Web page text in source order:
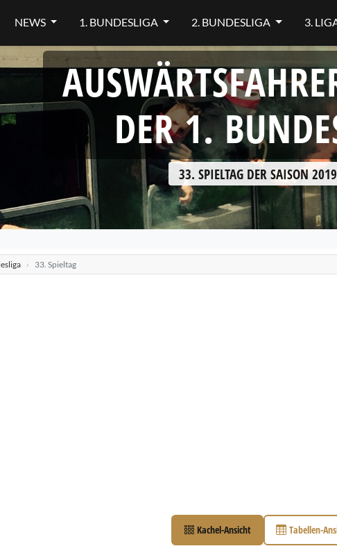
NEWS 1. BUNDESLIGA 2. BUNDESLIGA 3.
DER 1.
33. SPIELTAG DER SAISON
33. Spieltag
Kachel-Ansicht Tabellen-